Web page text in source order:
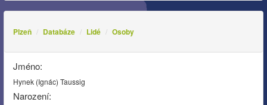
Plzeň Databáze Lidé Osoby
Jméno:
Hynek (Ignác) Taussig
Narození: